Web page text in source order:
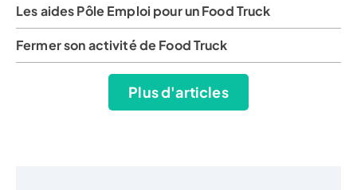
Les aides Pôle Emploi pour un Food Truck
Fermer son activité de Food Truck
Plus d'articles